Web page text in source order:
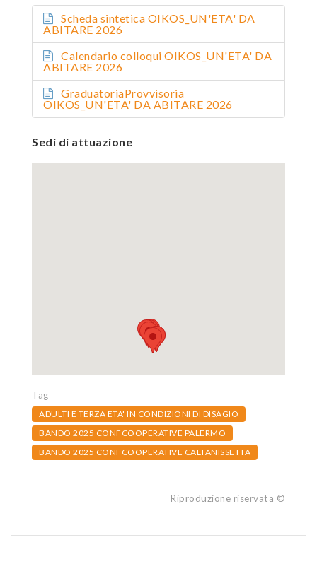
Scheda sintetica OIKOS_UN'ETA' DA
ABITARE 2026
Calendario colloqui OIKOS_UN'ETA' DA
ABITARE 2026
GraduatoriaProvvisoria
OIKOS_UN'ETA' DA ABITARE 2026
Sedi di attuazione
Tag
ADULTI E TERZA ETA' IN CONDIZIONI DI DISAGIO
BANDO 2025 CONFCOOPERATIVE PALERMO
BANDO 2025 CONFCOOPERATIVE CALTANISSETTA
Riproduzione riservata ©